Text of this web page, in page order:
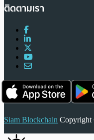
ติดตามเรา
Siam Blockchain Copyright